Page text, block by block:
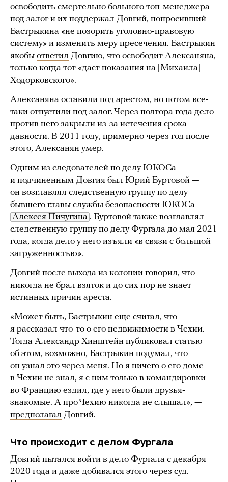
освободить смертельно больного топ-менеджера
под залог и их поддержал Довгий, попросивший
Бастрыкина «не позорить уголовно-правовую
систему» и изменить меру пресечения. Бастрыкин
якобы ответил Довгию, что освободит Алексаняна,
только когда тот «даст показания на [Михаила]
Ходорковского».
Алексаняна оставили под арестом, но потом все-
таки отпустили под залог. Через полтора года дело
против него закрыли из-за истечения срока
давности. В 2011 году, примерно через год после
этого, Алексанян умер.
Одним из следователей по делу ЮКОСа
и подчиненным Довгия был Юрий Буртовой —
он возглавлял следственную группу по делу
бывшего главы службы безопасности ЮКОСа
Алексея Пичугина . Буртовой также возглавлял
следственную группу по делу Фургала до мая 2021
года, когда дело у него изъяли «в связи с большой
загруженностью».
Довгий после выхода из колонии говорил, что
никогда не брал взяток и до сих пор не знает
истинных причин ареста.
«Может быть, Бастрыкин еще считал, что
я рассказал что-то о его недвижимости в Чехии.
Тогда Александр Хинштейн публиковал статью
об этом, возможно, Бастрыкин подумал, что
он узнал это через меня. Но я ничего о его доме
в Чехии не знал, я с ним только в командировки
во Францию ездил, где у него были друзья-
знакомые. А про Чехию никогда не слышал», —
предполагал Довгий.
Что происходит с делом Фургала
Довгий пытался войти в дело Фургала с декабря
2020 года и даже добивался этого через суд.